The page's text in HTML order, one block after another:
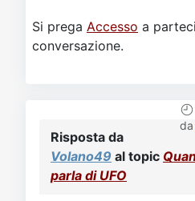
Si prega Accesso a
conversazione.
da
Risposta da
Volano49 al topic
parla di UFO